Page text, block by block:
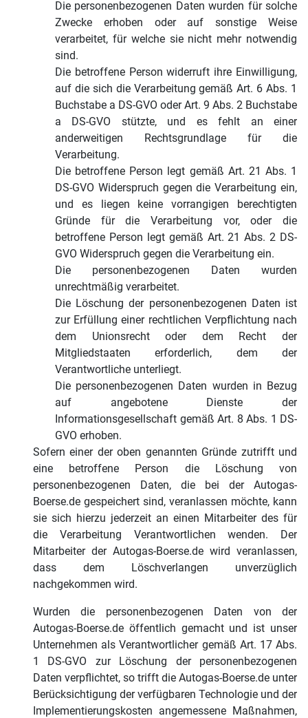
Die personenbezogenen Daten wurden für solche
Zwecke erhoben oder auf sonstige Weise
verarbeitet, für welche sie nicht mehr notwendig
sind.
Die betroffene Person widerruft ihre Einwilligung,
auf die sich die Verarbeitung gemäß Art. 6 Abs. 1
Buchstabe a DS-GVO oder Art. 9 Abs. 2 Buchstabe
a DS-GVO stützte, und es fehlt an einer
anderweitigen Rechtsgrundlage für die
Verarbeitung.
Die betroffene Person legt gemäß Art. 21 Abs. 1
DS-GVO Widerspruch gegen die Verarbeitung ein,
und es liegen keine vorrangigen berechtigten
Gründe für die Verarbeitung vor, oder die
betroffene Person legt gemäß Art. 21 Abs. 2 DS-
GVO Widerspruch gegen die Verarbeitung ein.
Die personenbezogenen Daten wurden
unrechtmäßig verarbeitet.
Die Löschung der personenbezogenen Daten ist
zur Erfüllung einer rechtlichen Verpflichtung nach
dem Unionsrecht oder dem Recht der
Mitgliedstaaten erforderlich, dem der
Verantwortliche unterliegt.
Die personenbezogenen Daten wurden in Bezug
auf angebotene Dienste der
Informationsgesellschaft gemäß Art. 8 Abs. 1 DS-
GVO erhoben.
Sofern einer der oben genannten Gründe zutrifft und
eine betroffene Person die Löschung von
personenbezogenen Daten, die bei der Autogas-
Boerse.de gespeichert sind, veranlassen möchte, kann
sie sich hierzu jederzeit an einen Mitarbeiter des für
die Verarbeitung Verantwortlichen wenden. Der
Mitarbeiter der Autogas-Boerse.de wird veranlassen,
dass dem Löschverlangen unverzüglich
nachgekommen wird.
Wurden die personenbezogenen Daten von der
Autogas-Boerse.de öffentlich gemacht und ist unser
Unternehmen als Verantwortlicher gemäß Art. 17 Abs.
1 DS-GVO zur Löschung der personenbezogenen
Daten verpflichtet, so trifft die Autogas-Boerse.de unter
Berücksichtigung der verfügbaren Technologie und der
Implementierungskosten angemessene Maßnahmen,